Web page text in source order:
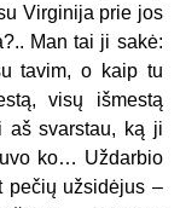
Virginija prie jos
Man tai ji sakė:
tavim, o kaip tu
visų išmestą
aš svarstau, ką ji
ko… Uždarbio
pečių užsidėjus –